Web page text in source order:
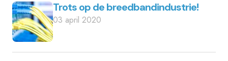
Trots op de breedbandindustrie!
03 april 2020